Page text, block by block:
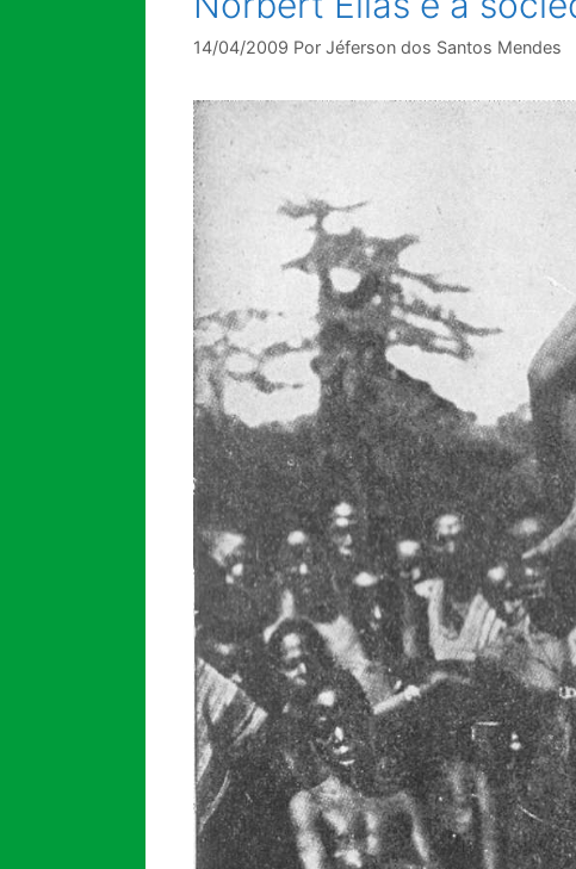
14/04/2009 Por Jéferson dos Santos Mendes